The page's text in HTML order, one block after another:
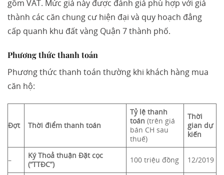
gồm VAT. Mức giá này được đánh giá phù hợp với giá
thành các căn chung cư hiện đại và quy hoạch đẳng
cấp quanh khu đất vàng Quận 7 thành phố.
Phương thức thanh toán
Phương thức thanh toán thường khi khách hàng mua
căn hộ:
Đợt Thời điểm thanh toán
Tỷ lệ thanh
toán (trên giá
bán CH sau
thuế)
Thời
gian dự
kiến
–
Ký Thoả thuận Đặt cọc
(“TTĐC”)
100 triệu đồng 12/2019